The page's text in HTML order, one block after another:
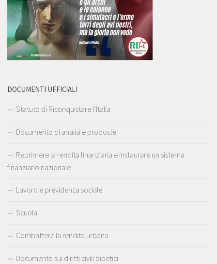
DOCUMENTI UFFICIALI
Statuto di Riconquistare l’Italia
Documento di analisi e proposte
Reprimere la rendita finanziaria e instaurare un sistema
finanziario nazionale
Lavoro e previdenza sociale
Scuola
Combattere la rendita urbana
Documento sui diritti civili bioetici